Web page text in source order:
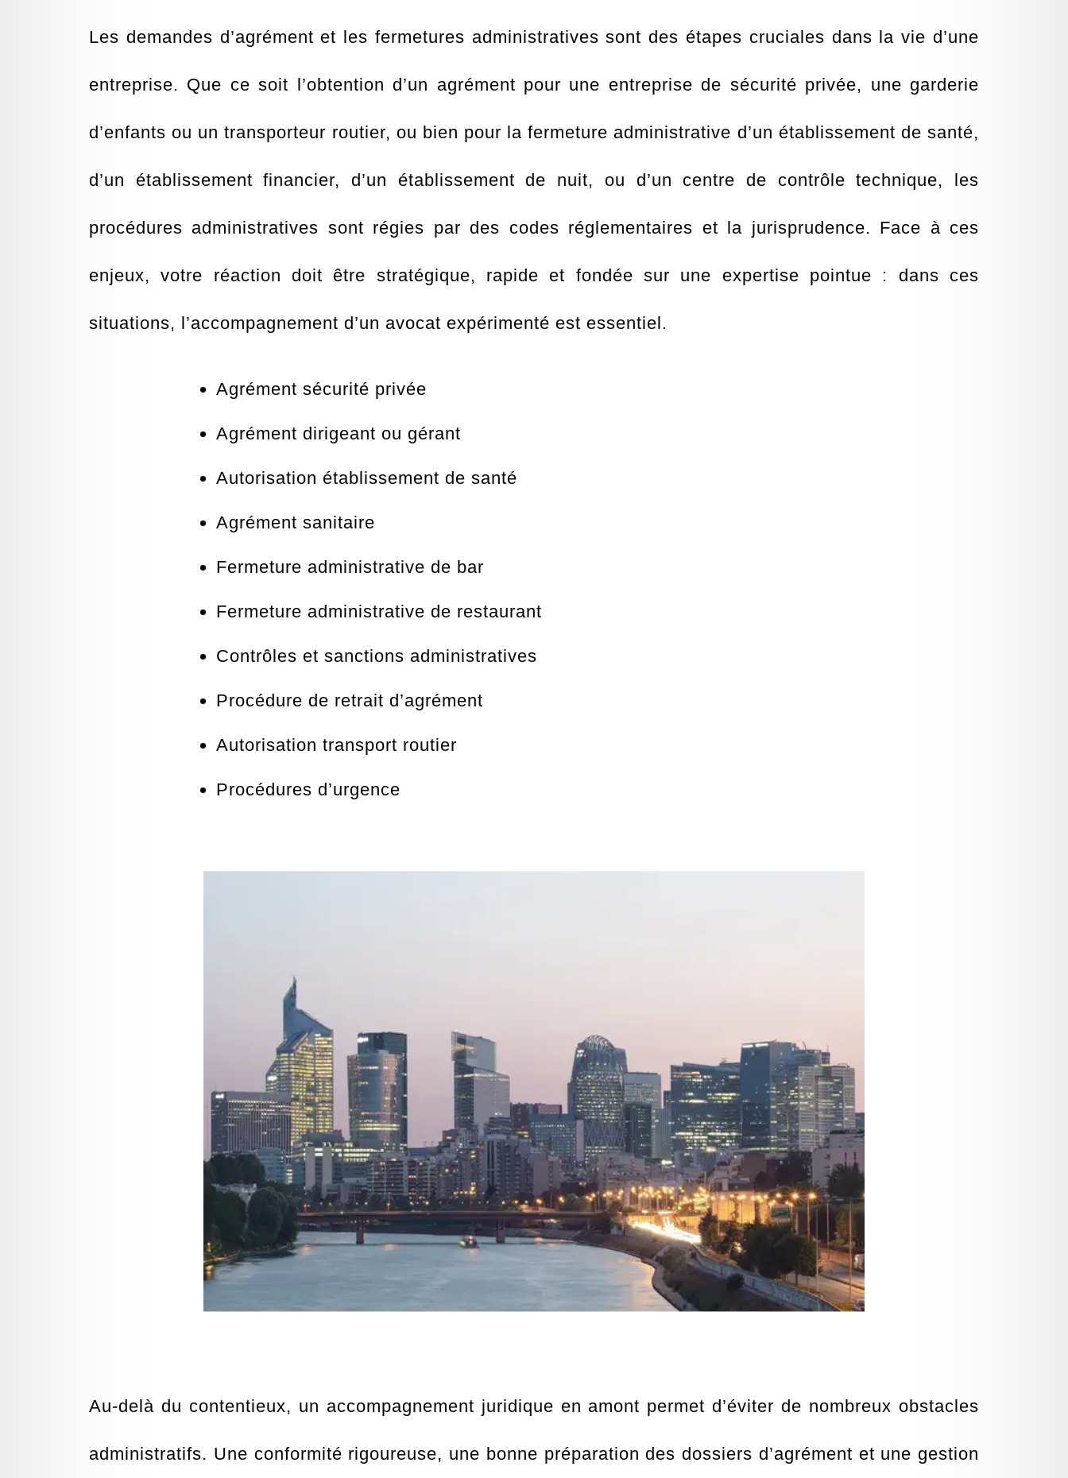
Les demandes d’agrément et les fermetures administratives sont des étapes cruciales dans la vie d’une
entreprise. Que ce soit l’obtention d’un agrément pour une entreprise de sécurité privée, une garderie
d’enfants ou un transporteur routier, ou bien pour la fermeture administrative d’un établissement de santé,
d’un établissement financier, d’un établissement de nuit, ou d’un centre de contrôle technique, les
procédures administratives sont régies par des codes réglementaires et la jurisprudence. Face à ces
enjeux, votre réaction doit être stratégique, rapide et fondée sur une expertise pointue : dans ces
situations, l’accompagnement d’un avocat expérimenté est essentiel.
Agrément sécurité privée
Agrément dirigeant ou gérant
Autorisation établissement de santé
Agrément sanitaire
Fermeture administrative de bar
Fermeture administrative de restaurant
Contrôles et sanctions administratives
Procédure de retrait d’agrément
Autorisation transport routier
Procédures d’urgence
Au-delà du contentieux, un accompagnement juridique en amont permet d’éviter de nombreux obstacles
administratifs. Une conformité rigoureuse, une bonne préparation des dossiers d’agrément et une gestion